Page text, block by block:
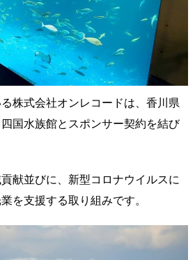
株式会社オンレコードは、香川県
国水族館とスポンサー契約を結び
献並びに、新型コロナウイルスに
を支援する取り組みです。